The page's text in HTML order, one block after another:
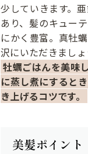
少していきます。
あり、髪のキュー
にかく豊富。真牡
沢にいただきましょ
牡蠣ごはんを美味
に蒸し煮にすると
き上げるコツです。
美髪ポイント